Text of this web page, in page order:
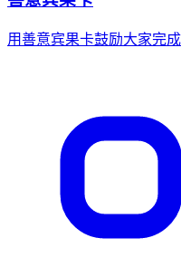
用善意宾果卡鼓励大家完